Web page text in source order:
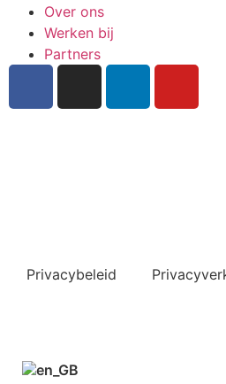
Over ons
Werken bij
Partners
Privacybeleid